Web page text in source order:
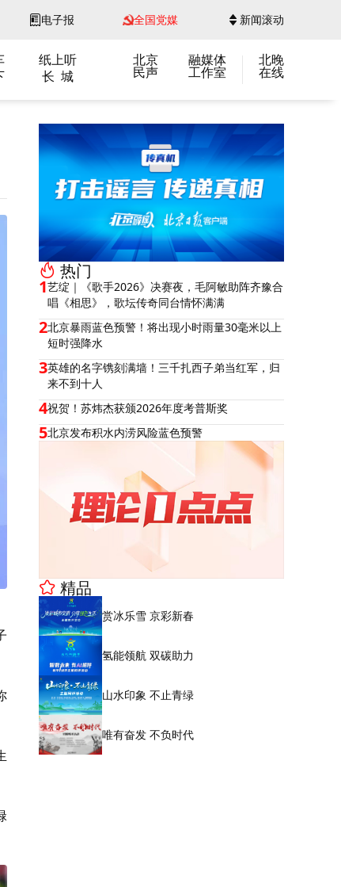
电子报 全国党媒 新闻滚动
纸上听
长 城
北京
民声
融媒体
工作室
北晚
在线
热门
1艺绽｜《歌手2026》决赛夜，毛阿敏助阵齐豫合
唱《相思》，歌坛传奇同台情怀满满
2北京暴雨蓝色预警！将出现小时雨量30毫米以上
短时强降水
3英雄的名字镌刻满墙！三千扎西子弟当红军，归
来不到十人
4祝贺！苏炜杰获颁2026年度考普斯奖
5北京发布积水内涝风险蓝色预警
精品
赏冰乐雪 京彩新春
氢能领航 双碳助力
山水印象 不止青绿
唯有奋发 不负时代